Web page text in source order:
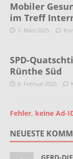
Mobiler
im Treff
1. März 2025
SPD-
Rünthe Süd
6. Februar 2025
Fehler, keine Ad-
NEUESTE